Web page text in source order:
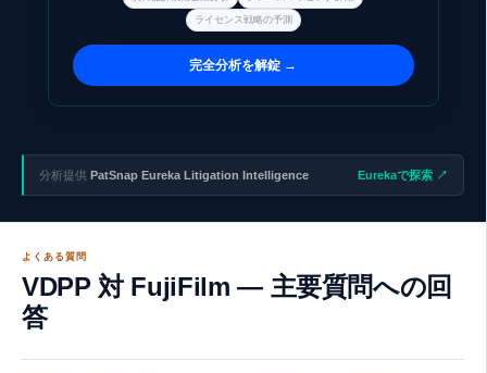
範囲を左右する。
ライセンス戦略の予測
完全分析を解錠 →
分析提供 PatSnap Eureka Litigation Intelligence Eurekaで探索 ↗
よくある質問
VDPP 対 FujiFilm — 主要質問への回
答